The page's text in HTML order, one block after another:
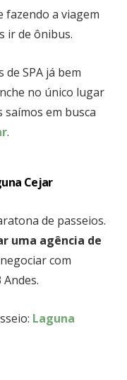
fazendo a viagem
ir de ônibus.
SPA já bem
no único lugar
em busca
.
Cejar
de passeios.
uma agência de
com
Laguna